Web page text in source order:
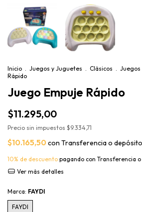
Inicio Juegos y Juguetes Clásicos Juegos
Rápido
Juego Empuje Rápido
$11.295,00
Precio sin impuestos $9.334,71
$10.165,50 con Transferencia o depósito
10% de descuento pagando con Transferencia
Ver más detalles
Marca: FAYDI
FAYDI